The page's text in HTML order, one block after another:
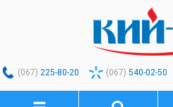
(067) 225-80-20 (067) 540-02-50